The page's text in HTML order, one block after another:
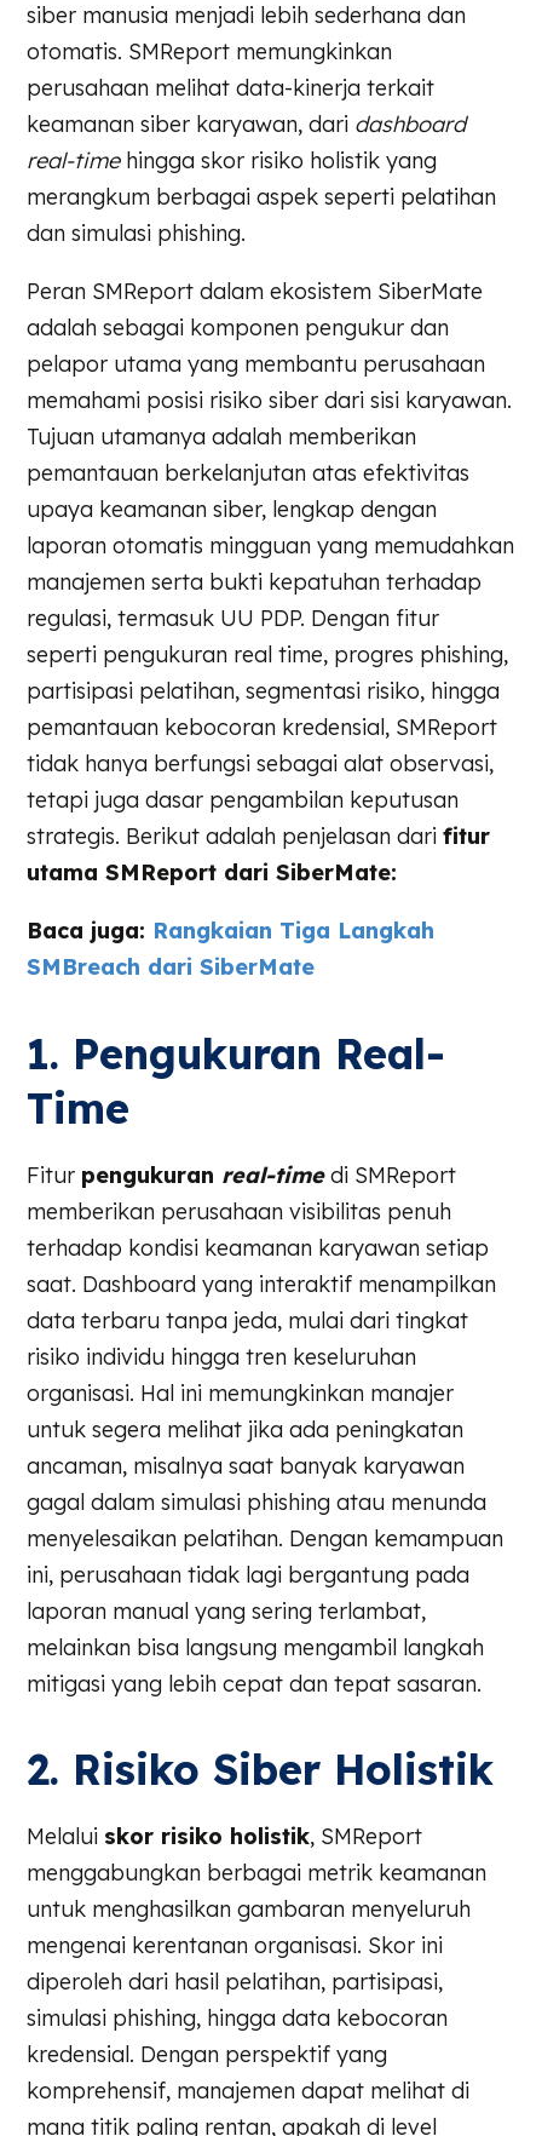
siber manusia menjadi lebih sederhana dan
otomatis. SMReport memungkinkan
perusahaan melihat data-kinerja terkait
keamanan siber karyawan, dari dashboard
real-timehingga skor risiko holistik yang
merangkum berbagai aspek seperti pelatihan
dan simulasi phishing.
Peran SMReport dalam ekosistem SiberMate
adalah sebagai komponen pengukur dan
pelapor utama yang membantu perusahaan
memahami posisi risiko siber dari sisi karyawan.
Tujuan utamanya adalah memberikan
pemantauan berkelanjutan atas efektivitas
upaya keamanan siber, lengkap dengan
laporan otomatis mingguan yang memudahkan
manajemen serta bukti kepatuhan terhadap
regulasi, termasuk UU PDP. Dengan fitur
seperti pengukuran real time, progres phishing,
partisipasi pelatihan, segmentasi risiko, hingga
pemantauan kebocoran kredensial, SMReport
tidak hanya berfungsi sebagai alat observasi,
tetapi juga dasar pengambilan keputusan
strategis. Berikut adalah penjelasan darifitur
utama SMReport dari SiberMate:
Baca juga: Rangkaian Tiga Langkah
SMBreach dari SiberMate
1. Pengukuran Real-
Time
Fitur pengukuran real-timedi SMReport
memberikan perusahaan visibilitas penuh
terhadap kondisi keamanan karyawan setiap
saat. Dashboard yang interaktif menampilkan
data terbaru tanpa jeda, mulai dari tingkat
risiko individu hingga tren keseluruhan
organisasi. Hal ini memungkinkan manajer
untuk segera melihat jika ada peningkatan
ancaman, misalnya saat banyak karyawan
gagal dalam simulasi phishing atau menunda
menyelesaikan pelatihan. Dengan kemampuan
ini, perusahaan tidak lagi bergantung pada
laporan manual yang sering terlambat,
melainkan bisa langsung mengambil langkah
mitigasi yang lebih cepat dan tepat sasaran.
2. Risiko Siber Holistik
Melalui skor risiko holistik, SMReport
menggabungkan berbagai metrik keamanan
untuk menghasilkan gambaran menyeluruh
mengenai kerentanan organisasi. Skor ini
diperoleh dari hasil pelatihan, partisipasi,
simulasi phishing, hingga data kebocoran
kredensial. Dengan perspektif yang
komprehensif, manajemen dapat melihat di
mana titik paling rentan, apakah di level